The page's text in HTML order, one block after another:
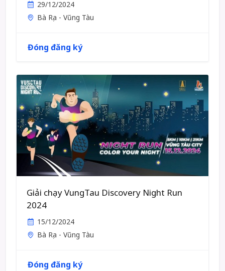
29/12/2024
Bà Rịa - Vũng Tàu
Đóng đăng ký
Giải chạy VungTau Discovery Night Run
2024
15/12/2024
Bà Rịa - Vũng Tàu
Đóng đăng ký